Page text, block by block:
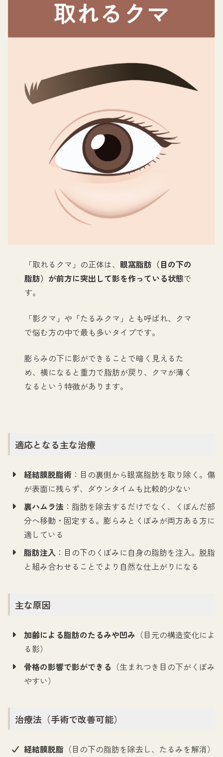
「取れるクマ」の正体は、 眼窩脂肪（目の下の
脂肪）が前方に突出して影を作っている状態で
す。
「影クマ」や「たるみクマ」とも呼ばれ、クマ
で悩む方の中で最も多いタイプです。
膨らみの下に影ができることで暗く見えるた
め、横になると重力で脂肪が戻り、クマが薄く
なるという特徴があります。
適応となる主な治療
経結膜脱脂術 ：目の裏側から眼窩脂肪を取り除く。傷
が表面に残らず、ダウンタイムも比較的少ない
裏ハムラ法 ：脂肪を除去するだけでなく、くぼんだ部
分へ移動・固定する。膨らみとくぼみが両方ある方に
適している
脂肪注入 ：目の下のくぼみに自身の脂肪を注入。脱脂
と組み合わせることでより自然な仕上がりになる
主な原因
加齢による脂肪のたるみや凹み （目元の構造変化によ
る影）
骨格の影響で影ができる （生まれつき目の下がくぼみ
やすい）
治療法（手術で改善可能）
経結膜脱脂 （目の下の脂肪を除去し、たるみを解消）